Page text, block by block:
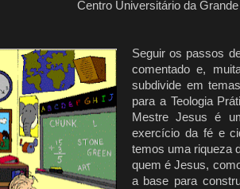
Centro Universitário da
Seguir os passos
comentado e,
subdivide em
para a Teologia
Mestre Jesus é
exercício da fé e
temos uma riqueza
quem é Jesus,
a base para